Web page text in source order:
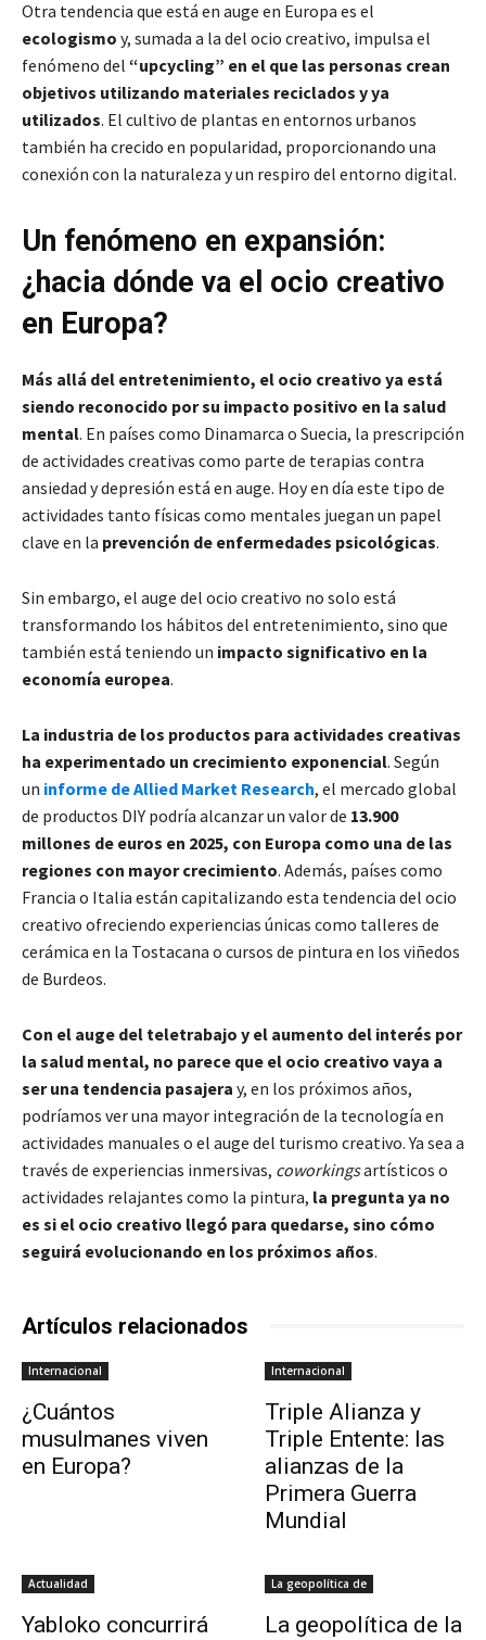
Otra tendencia que está en auge en Europa es el
ecologismo y, sumada a la del ocio creativo, impulsa el
fenómeno del “upcycling” en el que las personas crean
objetivos utilizando materiales reciclados y ya
utilizados. El cultivo de plantas en entornos urbanos
también ha crecido en popularidad, proporcionando una
conexión con la naturaleza y un respiro del entorno digital.
Un fenómeno en expansión:
¿hacia dónde va el ocio creativo
en Europa?
Más allá del entretenimiento, el ocio creativo ya está
siendo reconocido por su impacto positivo en la salud
mental. En países como Dinamarca o Suecia, la prescripción
de actividades creativas como parte de terapias contra
ansiedad y depresión está en auge. Hoy en día este tipo de
actividades tanto físicas como mentales juegan un papel
clave en la prevención de enfermedades psicológicas.
Sin embargo, el auge del ocio creativo no solo está
transformando los hábitos del entretenimiento, sino que
también está teniendo un impacto significativo en la
economía europea.
La industria de los productos para actividades creativas
ha experimentado un crecimiento exponencial. Según
un informe de Allied Market Research, el mercado global
de productos DIY podría alcanzar un valor de 13.900
millones de euros en 2025, con Europa como una de las
regiones con mayor crecimiento. Además, países como
Francia o Italia están capitalizando esta tendencia del ocio
creativo ofreciendo experiencias únicas como talleres de
cerámica en la Tostacana o cursos de pintura en los viñedos
de Burdeos.
Con el auge del teletrabajo y el aumento del interés por
la salud mental, no parece que el ocio creativo vaya a
ser una tendencia pasajera y, en los próximos años,
podríamos ver una mayor integración de la tecnología en
actividades manuales o el auge del turismo creativo. Ya sea a
través de experiencias inmersivas, coworkingsartísticos o
actividades relajantes como la pintura, la pregunta ya no
es si el ocio creativo llegó para quedarse, sino cómo
seguirá evolucionando en los próximos años.
Artículos relacionados
Internacional
¿Cuántos
musulmanes viven
en Europa?
Internacional
Triple Alianza y
Triple Entente: las
alianzas de la
Primera Guerra
Mundial
Actualidad
Yabloko concurrirá
La geopolítica de
La geopolítica de la